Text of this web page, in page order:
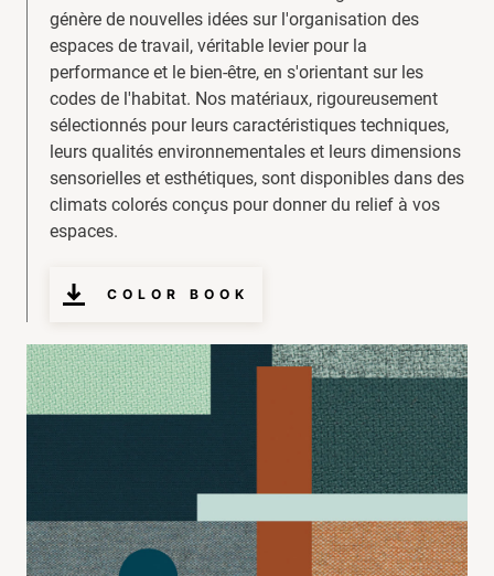
génère de nouvelles idées sur l'organisation des
espaces de travail, véritable levier pour la
performance et le bien-être, en s'orientant sur les
codes de l'habitat. Nos matériaux, rigoureusement
sélectionnés pour leurs caractéristiques techniques,
leurs qualités environnementales et leurs dimensions
sensorielles et esthétiques, sont disponibles dans des
climats colorés conçus pour donner du relief à vos
espaces.
COLOR BOOK